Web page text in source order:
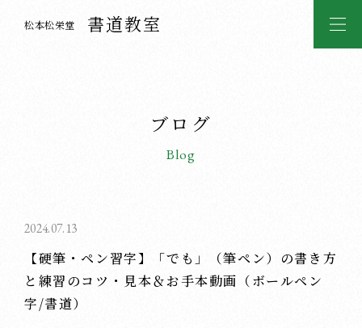
松本松栄堂 書道教室
ブログ
Blog
2024.07.13
【硬筆・ペン習字】「でも」（筆ペン）の書き方
と練習のコツ・見本＆お手本動画（ボールペン
字/書道）